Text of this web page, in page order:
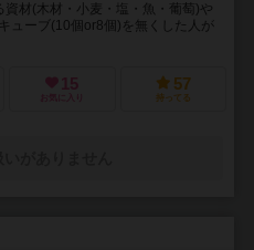
材(木材・小麦・塩・魚・葡萄)や
ューブ(10個or8個)を無くした人が
15
お気に入り
57
持ってる